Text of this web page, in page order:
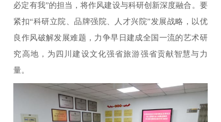
必定有我”的担当，将作风建设与科研创新深度融合。要
紧扣“科研立院、品牌强院、人才兴院”发展战略，以优
良作风破解发展难题，力争早日建成全国一流的艺术研
究高地，为四川建设文化强省旅游强省贡献智慧与力
量。